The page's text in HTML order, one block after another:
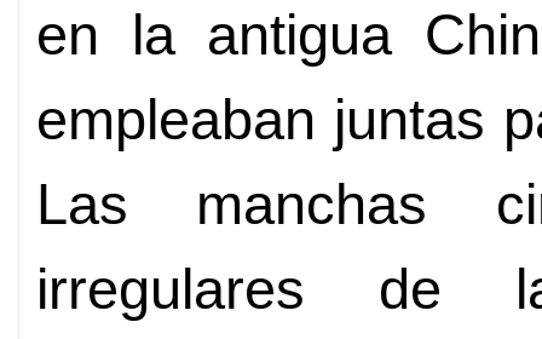
en la antigua
empleaban juntas
Las manchas
irregulares de